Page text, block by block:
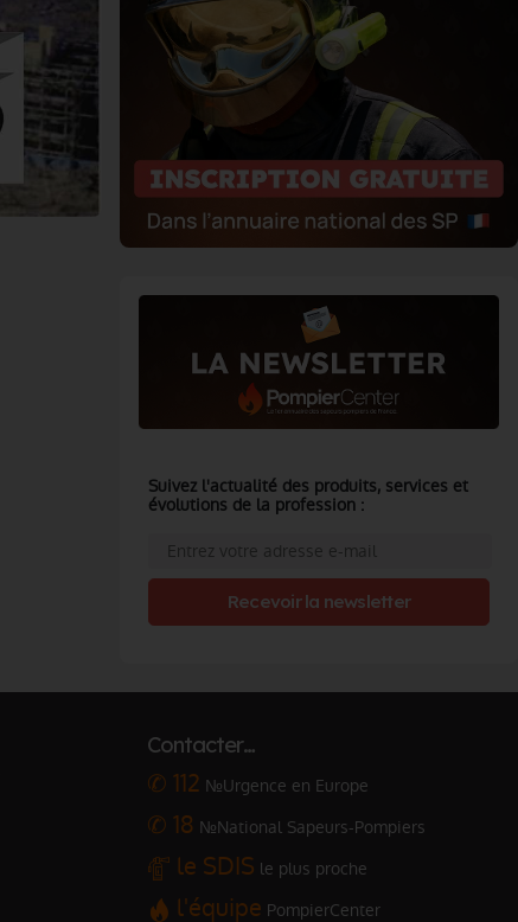
Suivez l'actualité des produits, services et
évolutions de la profession :
Recevoir la newsletter
Contacter…
✆ 112 №Urgence en Europe
✆ 18 №National Sapeurs-Pompiers
le SDIS le plus proche
l'équipe PompierCenter